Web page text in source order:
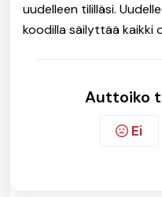
uudelleen tililläsi.
koodilla säilyttää kaikki
Auttoiko
Ei